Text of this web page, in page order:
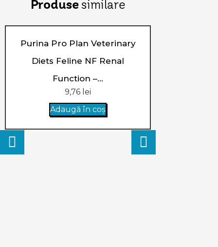
Produsesimilare
Purina Pro Plan Veterinary
Diets Feline NF Renal
Function –...
9,76 lei
Adaugă în coș